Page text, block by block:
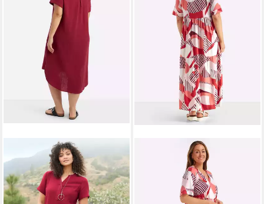
Etuikleid Kleid
Kurzarm
49,99 €
Etuikleid Kleid